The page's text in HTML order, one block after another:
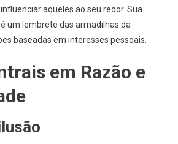
aqueles ao seu redor. Sua
um lembrete das armadilhas da
baseadas em interesses pessoais.
em Razão e